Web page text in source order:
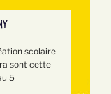
scolaire
sont cette
5